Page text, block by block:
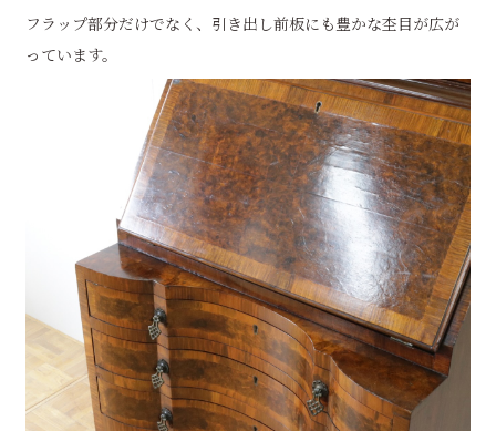
フラップ部分だけでなく、引き出し前板にも豊かな杢目が広が
っています。